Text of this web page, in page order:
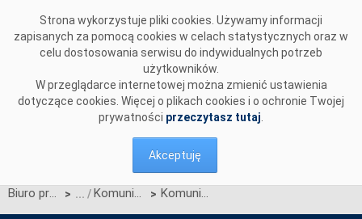
Strona wykorzystuje pliki cookies. Używamy informacji
zapisanych za pomocą cookies w celach statystycznych oraz w
celu dostosowania serwisu do indywidualnych potrzeb
użytkowników.
W przeglądarce internetowej można zmienić ustawienia
dotyczące cookies. Więcej o plikach cookies i o ochronie Twojej
prywatności przeczytasz tutaj
Akceptuję
Biuro prasowe > Komunikaty OSP > Komunikat dotyczący wprowadzenia stopni zasilania z dnia 19 sierpnia 2015 r. z godz. 19:55